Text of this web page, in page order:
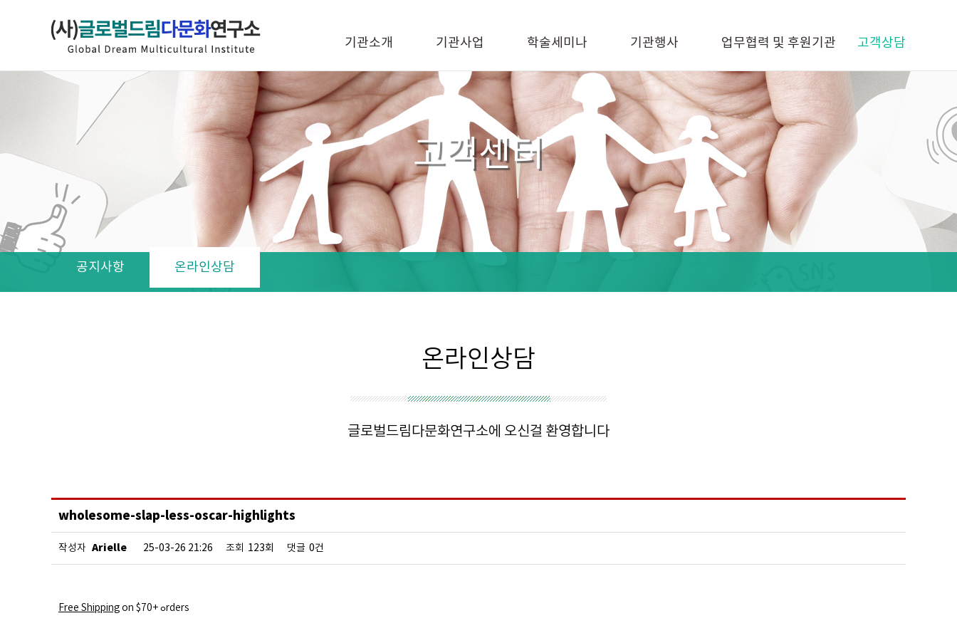
기관소개 기관사업 학술세미나 기관행사 업무협력 및 후원기관 고객상담
고객센터
공지사항 온라인상담
온라인상담
글로벌드림다문화연구소에 오신걸 환영합니다
wholesome-slap-less-oscar-highlights
작성자 Arielle 25-03-26 21:26 조회 123회 댓글 0건
Free Shipping on $70+ ߋrders